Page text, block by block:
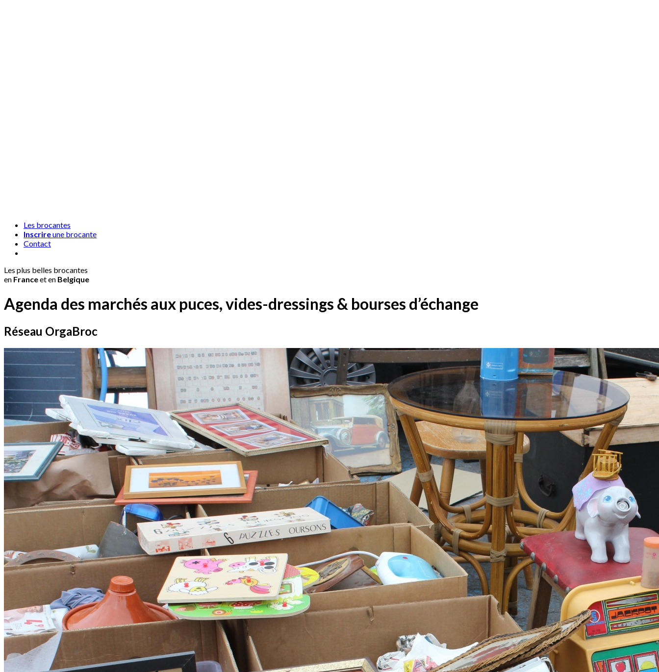
Les brocantes
Inscrireune brocante
Contact
Les plus belles brocantes
en Franceet en Belgique
Agenda des marchés aux puces,vides-dressings & bourses d’échange
Réseau OrgaBroc